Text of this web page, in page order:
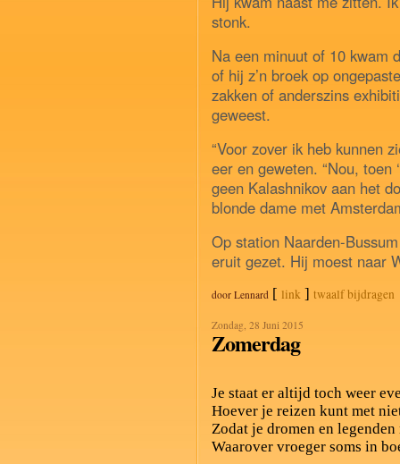
stonk.
Na een minuut of 10 kwam
of hij z’n broek op
zakken of anderszins
geweest.
“Voor zover ik heb kunnen
eer en geweten. “Nou, toen
geen Kalashnikov aan het
blonde dame met
Op station Naarden-
eruit gezet. Hij moest naar
door Lennard [ link ] twaalf bijdragen
Zondag, 28 Juni 2015
Zomerdag
Je staat er altijd toch weer
Hoever je reizen kunt met
Zodat je dromen en
Waarover vroeger soms in